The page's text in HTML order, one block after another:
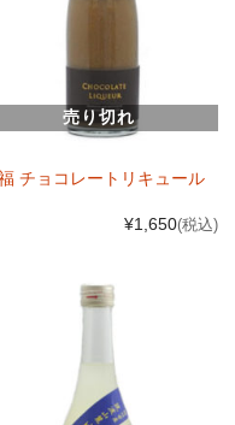
売り切れ
チョコレートリキュール
¥1,650(税込)